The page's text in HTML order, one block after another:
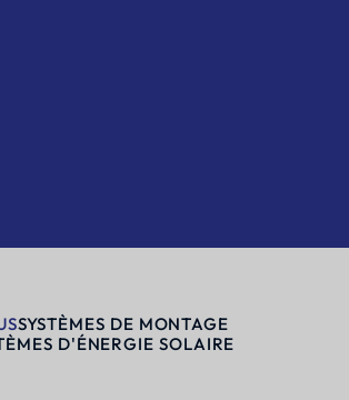
SYSTÈMES DE MONTAGE
D'ÉNERGIE SOLAIRE